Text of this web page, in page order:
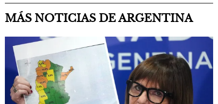
MÁS NOTICIAS DE ARGENTINA